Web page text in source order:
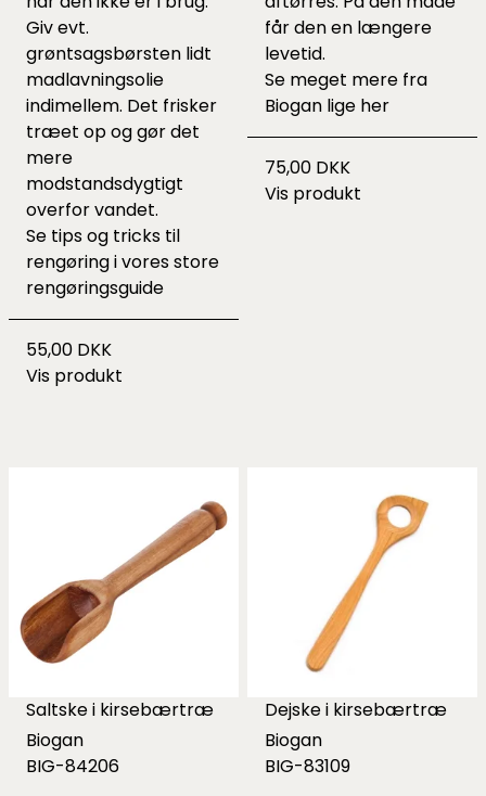
Giv evt.
grøntsagsbørsten lidt
madlavningsolie
indimellem. Det frisker
træet op og gør det
mere
modstandsdygtigt
overfor vandet.
Se tips og tricks til
rengøring i voresstore
rengøringsguide
55,00 DKK
Vis produkt
får den en længere
levetid.
Se meget mere fra
Biogan lige her
75,00 DKK
Vis produkt
Saltske i kirsebærtræ
Biogan
BIG-84206
Dejske i kirsebærtræ
Biogan
BIG-83109